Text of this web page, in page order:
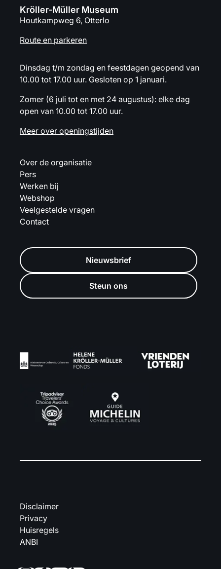
Kröller-Müller Museum
Houtkampweg 6, Otterlo
Route en parkeren
Dinsdag t/m zondag en feestdagen geopend van
10.00 tot 17.00 uur. Gesloten op 1 januari.
Zomer (6 juli tot en met 24 augustus): elke dag
open van 10.00 tot 17.00 uur.
Meer over openingstijden
Over de organisatie
Pers
Werken bij
Webshop
Veelgestelde vragen
Contact
Nieuwsbrief
Steun ons
Disclaimer
Privacy
Huisregels
ANBI